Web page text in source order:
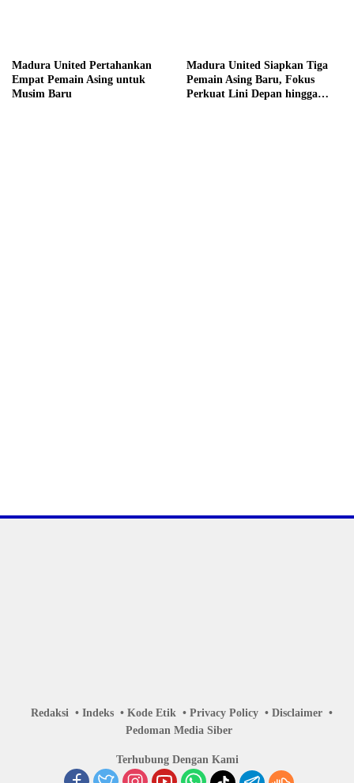
Madura United Pertahankan
Empat Pemain Asing untuk
Musim Baru
Madura United Siapkan Tiga
Pemain Asing Baru, Fokus
Perkuat Lini Depan hingga
Redaksi Indeks Kode Etik Privacy Policy
Disclaimer
Pedoman Media Siber
Terhubung Dengan Kami